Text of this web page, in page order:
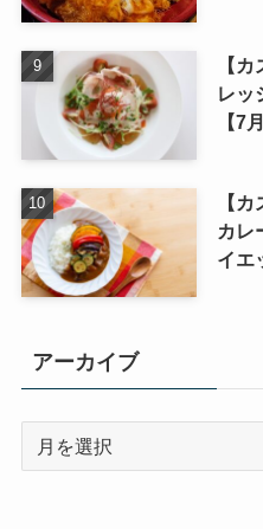
【
レッ
【7
【
カレ
イエ
アーカイブ